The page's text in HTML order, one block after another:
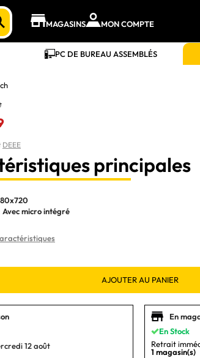
MAGASINS MON COMPTE
PC DE BUREAU ASSEMBLÉS
DEEE
principales
Avec micro intégré
AJOUTER AU PANIER
12 août
En
En Stock
Retrait
1 magasin(s)